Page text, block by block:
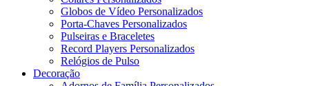
Globos de Vídeo Personalizados
Porta-Chaves Personalizados
Pulseiras e Braceletes
Record Players Personalizados
Relógios de Pulso
Decoração